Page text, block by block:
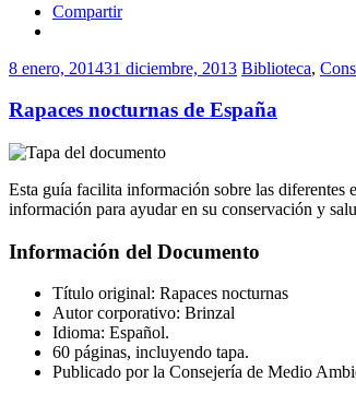
Compartir
8 enero, 201431 diciembre, 2013 Biblioteca,
Rapaces nocturnas de España
Esta guía facilita información sobre las diferentes
información para ayudar en su conservación y
Información del Documento
Título original: Rapaces nocturnas
Autor corporativo: Brinzal
Idioma: Español.
60 páginas, incluyendo tapa.
Publicado por la Consejería de Medio